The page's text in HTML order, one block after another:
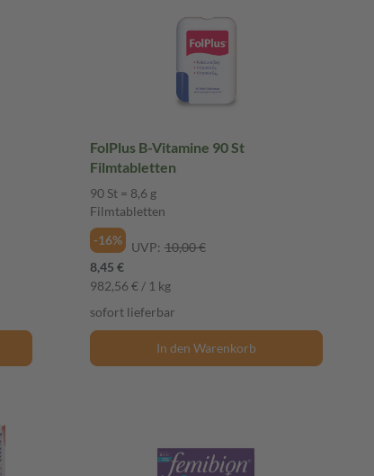
FolPlus B-Vitamine 90 St
Filmtabletten
90 St = 8,6 g
Filmtabletten
-16%
UVP: 10,00 €
8,45 €
982,56 € / 1 kg
sofort lieferbar
In den Warenkorb